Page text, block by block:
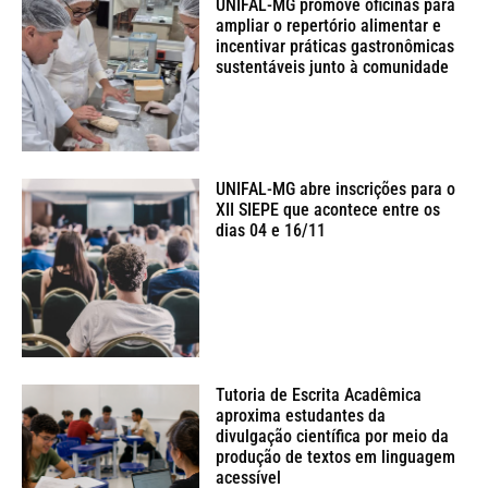
UNIFAL-MG promove oficinas para
ampliar o repertório alimentar e
incentivar práticas gastronômicas
sustentáveis junto à comunidade
UNIFAL-MG abre inscrições para o
XII SIEPE que acontece entre os
dias 04 e 16/11
Tutoria de Escrita Acadêmica
aproxima estudantes da
divulgação científica por meio da
produção de textos em linguagem
acessível